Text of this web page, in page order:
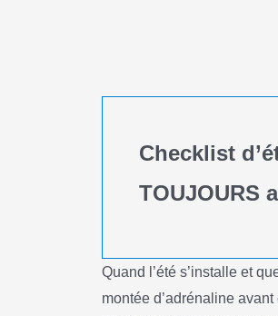
Checklist
TOUJOURS
Quand l’été s’installe et
montée d’adrénaline